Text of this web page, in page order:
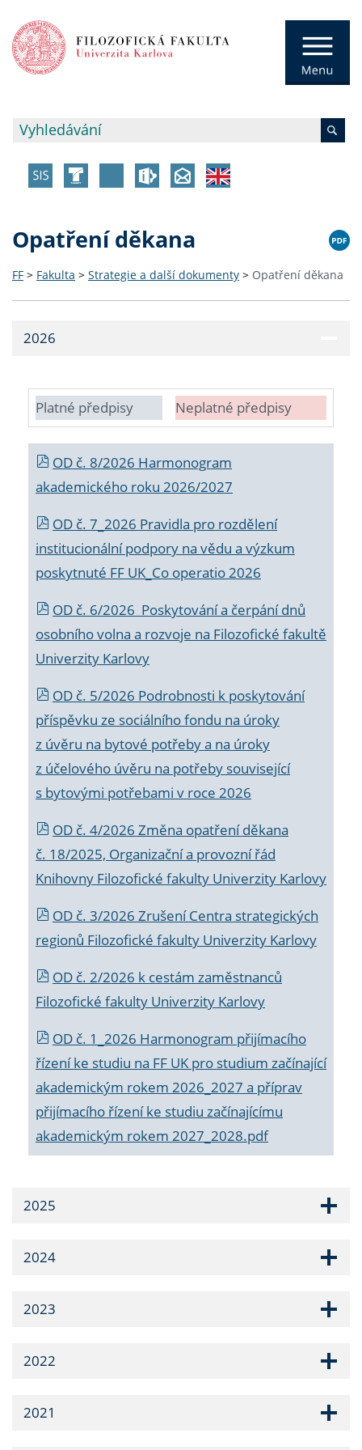
Opatření děkana
FF > Fakulta > Strategie a další dokumenty > Opatření děkana
2026
Platné předpisy Neplatné předpisy
OD č. 8/2026 Harmonogram
akademického roku 2026/2027
OD č. 7_2026 Pravidla pro rozdělení
institucionální podpory na vědu a výzkum
poskytnuté FF UK_Co operatio 2026
OD č. 6/2026 Poskytování a čerpání dnů
osobního volna a rozvoje na Filozofické fakultě
Univerzity Karlovy
OD č. 5/2026 Podrobnosti k poskytování
příspěvku ze sociálního fondu na úroky
z úvěru na bytové potřeby a na úroky
z účelového úvěru na potřeby související
s bytovými potřebami v roce 2026
OD č. 4/2026 Změna opatření děkana
č. 18/2025, Organizační a provozní řád
Knihovny Filozofické fakulty Univerzity Karlovy
OD č. 3/2026 Zrušení Centra strategických
regionů Filozofické fakulty Univerzity Karlovy
OD č. 2/2026 k cestám zaměstnanců
Filozofické fakulty Univerzity Karlovy
OD č. 1_2026 Harmonogram přijímacího
řízení ke studiu na FF UK pro studium začínající
akademickým rokem 2026_2027 a příprav
přijímacího řízení ke studiu začínajícímu
akademickým rokem 2027_2028.pdf
2025
2024
2023
2022
2021